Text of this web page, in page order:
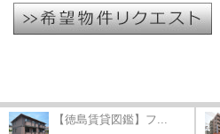
【徳島賃貸図鑑】フ...